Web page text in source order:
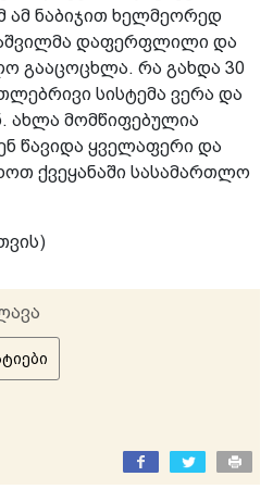
ამ ნაბიჯით ხელმეორედ
დაფერფლილი და
გააცოცხლა. რა გახდა 30
სისტემა ვერა და
ახლა მომწიფებულია
წავიდა ყველაფერი და
ქვეყანაში სასამართლო